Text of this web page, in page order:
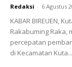
Redaksi - 6 Agustus
KABAR BIREUEN,
Rakabuming
percepatan
di Kecamatan Kuta...